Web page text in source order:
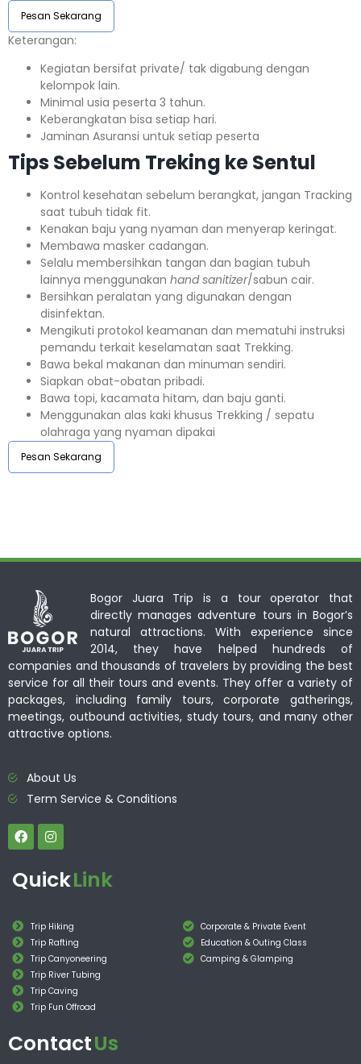
Pesan Sekarang
Keterangan:⁣⁣
Kegiatan bersifat private/ tak digabung dengan
kelompok lain.
Minimal usia peserta 3 tahun.⁣⁣
Keberangkatan bisa setiap hari.⁣⁣
Jaminan Asuransi untuk setiap peserta ⁣⁣
Tips Sebelum Treking ke Sentul
Kontrol kesehatan sebelum berangkat, jangan Tracking
saat tubuh tidak fit.
Kenakan baju yang nyaman dan menyerap keringat.
Membawa masker cadangan.
Selalu membersihkan tangan dan bagian tubuh
lainnya menggunakan hand sanitizer/sabun cair.
Bersihkan peralatan yang digunakan dengan
disinfektan.
Mengikuti protokol keamanan dan mematuhi instruksi
pemandu terkait keselamatan saat Trekking.
Bawa bekal makanan dan minuman sendiri.
Siapkan obat-obatan pribadi.
Bawa topi, kacamata hitam, dan baju ganti.
Menggunakan alas kaki khusus Trekking / sepatu
olahraga yang nyaman dipakai
Pesan Sekarang
Bogor Juara Trip is a tour operator that
directly manages adventure tours in Bogor’s
natural attractions. With experience since
2014, they have helped hundreds of
companies and thousands of travelers by providing the best
service for all their tours and events. They offer a variety of
packages, including family tours, corporate gatherings,
meetings, outbound activities, study tours, and many other
attractive options.
About Us
Term Service & Conditions
QuickLink
Trip Hiking
Trip Rafting
Trip Canyoneering
Trip River Tubing
Trip Caving
Trip Fun Offroad
Corporate & Private Event
Education & Outing Class
Camping & Glamping
ContactUs